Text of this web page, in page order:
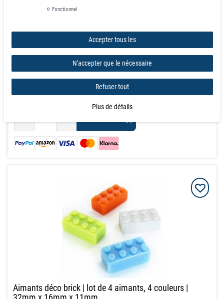
de la quantité:1
13,75 €
Aimants déco brick | lot de 4 aimants, 4 couleurs |
Fonctionnel
Accepter tous les
N'accepter que le nécessaire
Refuser tout
Plus de détails